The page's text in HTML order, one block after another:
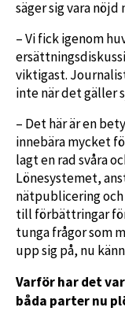
säger sig vara
– Vi fick igenom
viktigast.
inte när det gäller
– Det här är en
innebära mycket
lagt en rad svåra
Lönesystemet,
nätpublicering
till förbättringar
tunga frågor som
upp sig på, nu
Varför har det
båda parter nu